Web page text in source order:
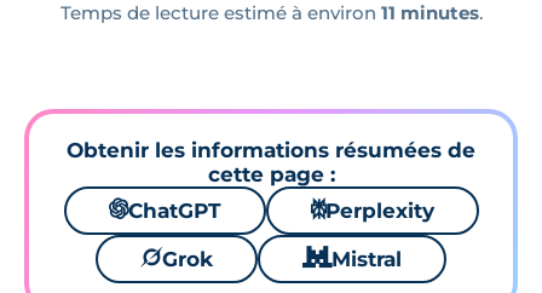
Temps de lecture estimé à environ 11 minutes.
Obtenir les informations résumées de
cette page :
🌌ChatGPT ⚙Perplexity
🪐Grok 🐱 Mistral